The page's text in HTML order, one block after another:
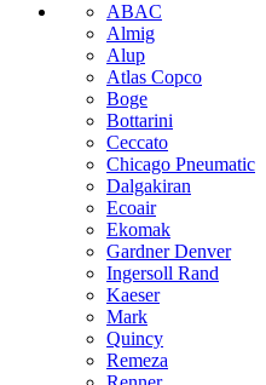
ABAC
Almig
Alup
Atlas Copco
Boge
Bottarini
Ceccato
Chicago Pneumatic
Dalgakiran
Ecoair
Ekomak
Gardner Denver
Ingersoll Rand
Kaeser
Mark
Quincy
Remeza